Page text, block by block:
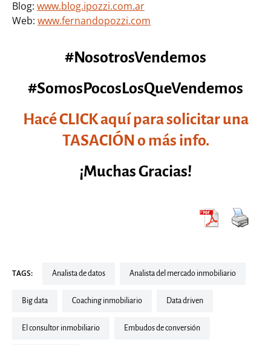
Blog: www.blog.ipozzi.com.ar
Web: www.fernandopozzi.com
#NosotrosVendemos
#SomosPocosLosQueVendemos
Hacé CLICK aquí para solicitar una
TASACIÓN o más info.
¡Muchas Gracias!
TAGS: analista de datos Analista del mercado inmobiliario
Big data Coaching inmobiliario Data driven
El consultor inmobiliario embudos de conversión